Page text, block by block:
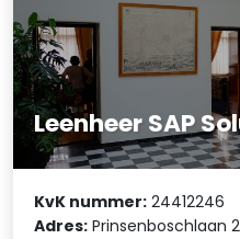
Leenheer SAP
KvK nummer: 24412246
Adres: Prinsenboschlaan